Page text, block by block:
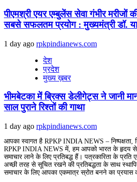
पीएमश्री एयर एम्बुलेंस सेवा गंभीर मरीजों
सबसे सफलतम प्रयोग : मुख्यमंत्री डॉ.
1 day ago rpkpindianews.com
देश
प्रदेश
मुख्य ख़बर
भीमबेटका में ब्रिक्स डेलीगेट्स ने जानी
साल पुराने रिश्तों की गाथा
1 day ago rpkpindianews.com
आपका स्वागत है RPKP INDIA NEWS – निष्पक्षता,
RPKP INDIA NEWS में, हम आपको भारत के हृदय
समाचार लाने के लिए प्रतिबद्ध हैं। पत्रकारिता के
अच्छी तरह से सूचित रखने की प्रतिबद्धता के साथ
समाचार के लिए आपका एकमात्र स्रोत बनने का प्रयास